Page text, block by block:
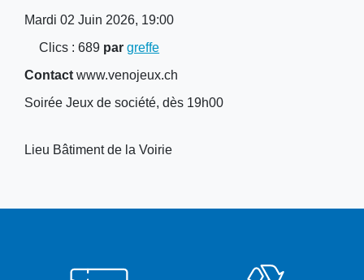
Mardi 02 Juin 2026, 19:00
Clics : 689 pargreffe
Contact www.venojeux.ch
Soirée Jeux de société, dès 19h00
Lieu Bâtiment de la Voirie